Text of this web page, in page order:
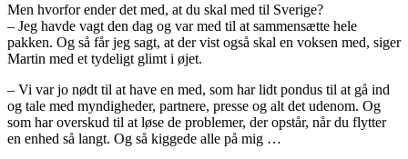
Men hvorfor ender det med, at du skal med til Sverige?
– Jeg havde vagt den dag og var med til at sammensætte hele
pakken. Og så får jeg sagt, at der vist også skal en voksen med, siger
Martin med et tydeligt glimt i øjet.
– Vi var jo nødt til at have en med, som har lidt pondus til at gå ind
og tale med myndigheder, partnere, presse og alt det udenom. Og
som har overskud til at løse de problemer, der opstår, når du flytter
en enhed så langt. Og så kiggede alle på mig …